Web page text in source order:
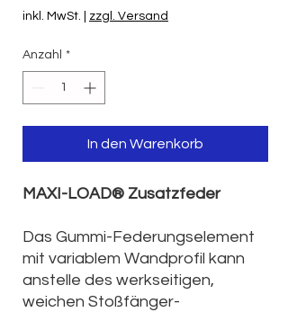
inkl. MwSt. zzgl. Versand
Anzahl *
In den Warenkorb
MAXI-LOAD® Zusatzfeder
Das Gummi-Federungselement
mit variablem Wandprofil kann
anstelle des werkseitigen,
weichen Stoßfänger-